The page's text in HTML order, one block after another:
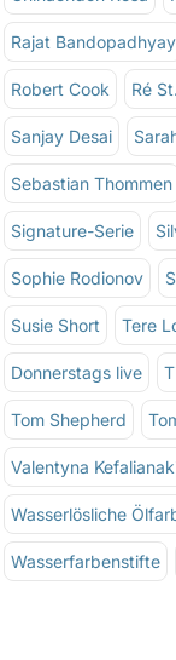
Rajat Bandopadhyay
Robert Cook Ré
Sanjay Desai
Sebastian Thommen
Signature-Serie
Sophie Rodionov
Susie Short Tere
Donnerstags live
Tom Shepherd
Valentyna
Wasserlösliche
Wasserfarbenstifte